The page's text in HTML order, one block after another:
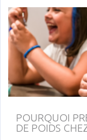
POURQUOI
DE POIDS